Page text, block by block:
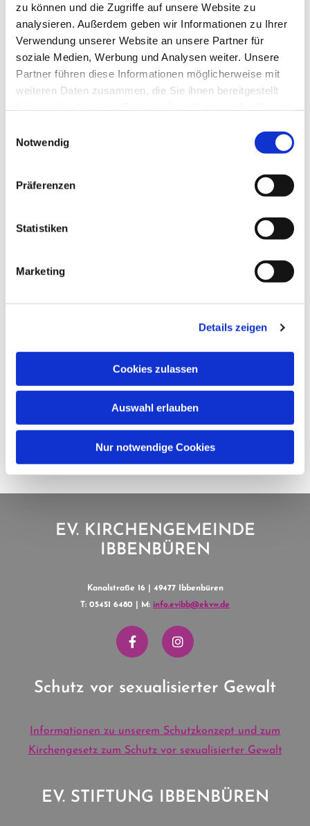
zu können und die Zugriffe auf unsere Website zu
analysieren. Außerdem geben wir Informationen zu Ihrer
Verwendung unserer Website an unsere Partner für
soziale Medien, Werbung und Analysen weiter. Unsere
Partner führen diese Informationen möglicherweise mit
weiteren Daten zusammen, die Sie ihnen bereitgestellt
Notwendig
Präferenzen
Statistiken
Marketing
Details zeigen
Cookies zulassen
Auswahl erlauben
Nur notwendige Cookies
Dies könnte Sie auch
interessieren
EV. KIRCHENGEMEINDE
IBBENBÜREN
Kanalstraße 16 | 49477 Ibbenbüren
T: 05451 6480 | M: info.evibb@ekvw.de
Schutz vor sexualisierter Gewalt
Informationen zu unserem Schutzkonzept und zum
Kirchengesetz zum Schutz vor sexualisierter Gewalt
EV. STIFTUNG IBBENBÜREN